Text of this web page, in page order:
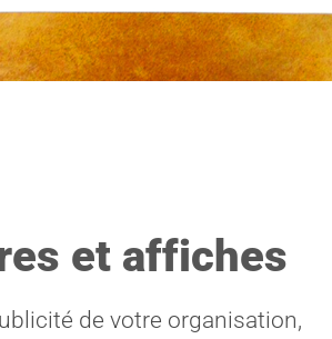
et affiches
de votre organisation,